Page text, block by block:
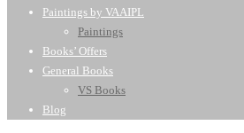
Paintings by VAAIPL
Paintings
Books’ Offers
General Books
VS Books
Blog